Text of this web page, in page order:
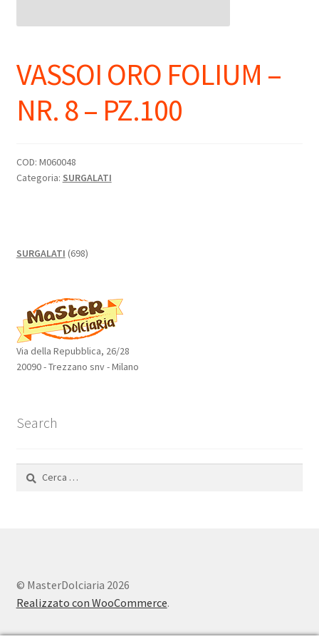
VASSOI ORO FOLIUM –
NR. 8 – PZ.100
COD: M060048
Categoria: SURGALATI
SURGALATI 698698
Via della Repubblica, 26/28
20090 - Trezzano snv - Milano
Search
© MasterDolciaria 2026
Realizzato con WooCommerce.